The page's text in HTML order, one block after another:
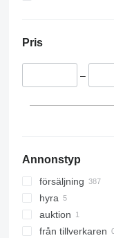
Österrike
Rumänien
Pris
–
Annonstyp
försäljning
hyra
auktion
från tillverkaren